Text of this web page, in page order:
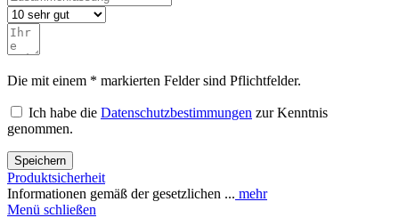
Die mit einem * markierten Felder sind Pflichtfelder.
Ich habe die Datenschutzbestimmungen zur Kenntnis
genommen.
Speichern
Produktsicherheit
Informationen gemäß der gesetzlichen ... mehr
Menü schließen